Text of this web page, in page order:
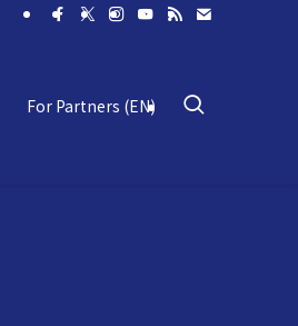
For Partners (EN)